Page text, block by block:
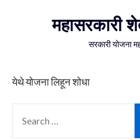
महासरकारी
सरकारी योजना
येथे योजना लिहून शोधा
FOR: